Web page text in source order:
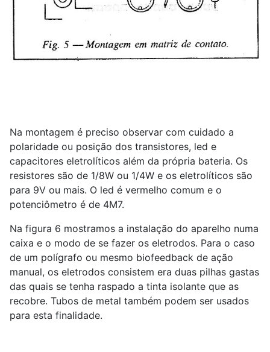
Na montagem é preciso observar com cuidado a
polaridade ou posição dos transistores, led e
capacitores eletrolíticos além da própria bateria. Os
resistores são de 1/8W ou 1/4W e os eletrolíticos são
para 9V ou mais. O led é vermelho comum e o
potenciômetro é de 4M7.
Na figura 6 mostramos a instalação do aparelho numa
caixa e o modo de se fazer os eletrodos. Para o caso
de um polígrafo ou mesmo biofeedback de ação
manual, os eletrodos consistem era duas pilhas gastas
das quais se tenha raspado a tinta isolante que as
recobre. Tubos de metal também podem ser usados
para esta finalidade.